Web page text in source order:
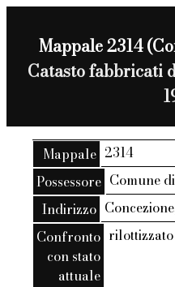
Mappale 2314
Catasto fabbricati
Mappale 2314
Possessore Comune
Indirizzo
Confronto
con stato
attuale
rilottizzato